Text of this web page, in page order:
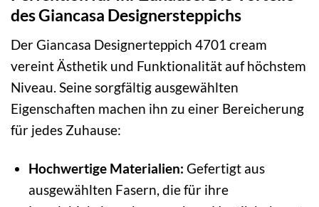
des Giancasa Designersteppichs
Der Giancasa Designerteppich 4701 cream
vereint Ästhetik und Funktionalität auf höchstem
Niveau. Seine sorgfältig ausgewählten
Eigenschaften machen ihn zu einer Bereicherung
für jedes Zuhause:
Hochwertige Materialien: Gefertigt aus
ausgewählten Fasern, die für ihre